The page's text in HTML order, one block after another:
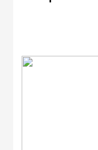
δίκυκλου ΙΧ
Σήμα
insomnia.gr